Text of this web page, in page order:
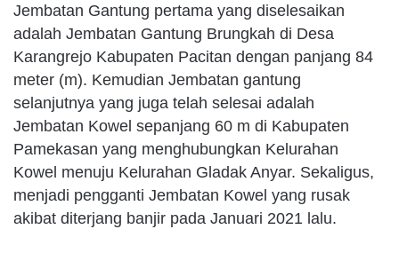
Jembatan Gantung pertama yang diselesaikan
adalah Jembatan Gantung Brungkah di Desa
Karangrejo Kabupaten Pacitan dengan panjang 84
meter (m). Kemudian Jembatan gantung
selanjutnya yang juga telah selesai adalah
Jembatan Kowel sepanjang 60 m di Kabupaten
Pamekasan yang menghubungkan Kelurahan
Kowel menuju Kelurahan Gladak Anyar. Sekaligus,
menjadi pengganti Jembatan Kowel yang rusak
akibat diterjang banjir pada Januari 2021 lalu.